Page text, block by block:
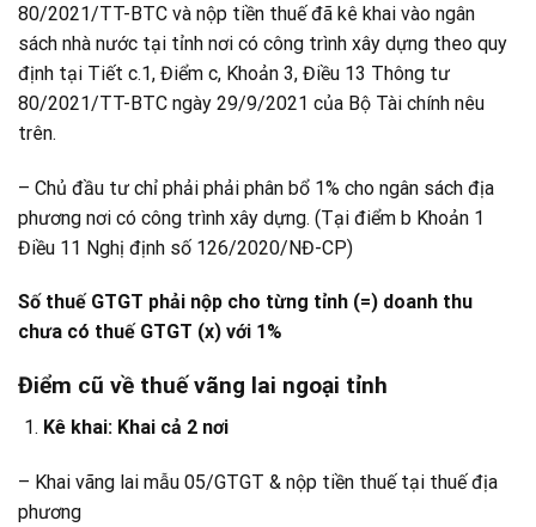
80/2021/TT-BTC và nộp tiền thuế đã kê khai vào ngân
sách nhà nước tại tỉnh nơi có công trình xây dựng theo quy
định tại Tiết c.1, Điểm c, Khoản 3, Điều 13 Thông tư
80/2021/TT-BTC ngày 29/9/2021 của Bộ Tài chính nêu
trên.
– Chủ đầu tư chỉ phải phải phân bổ 1% cho ngân sách địa
phương nơi có công trình xây dựng. (Tại điểm b Khoản 1
Điều 11 Nghị định số 126/2020/NĐ-CP)
Số thuế GTGT phải nộp cho từng tỉnh (=) doanh thu
chưa có thuế GTGT (x) với 1%
Điểm cũ về thuế vãng lai ngoại tỉnh
Kê khai: Khai cả 2 nơi
– Khai vãng lai mẫu 05/GTGT & nộp tiền thuế tại thuế địa
phương